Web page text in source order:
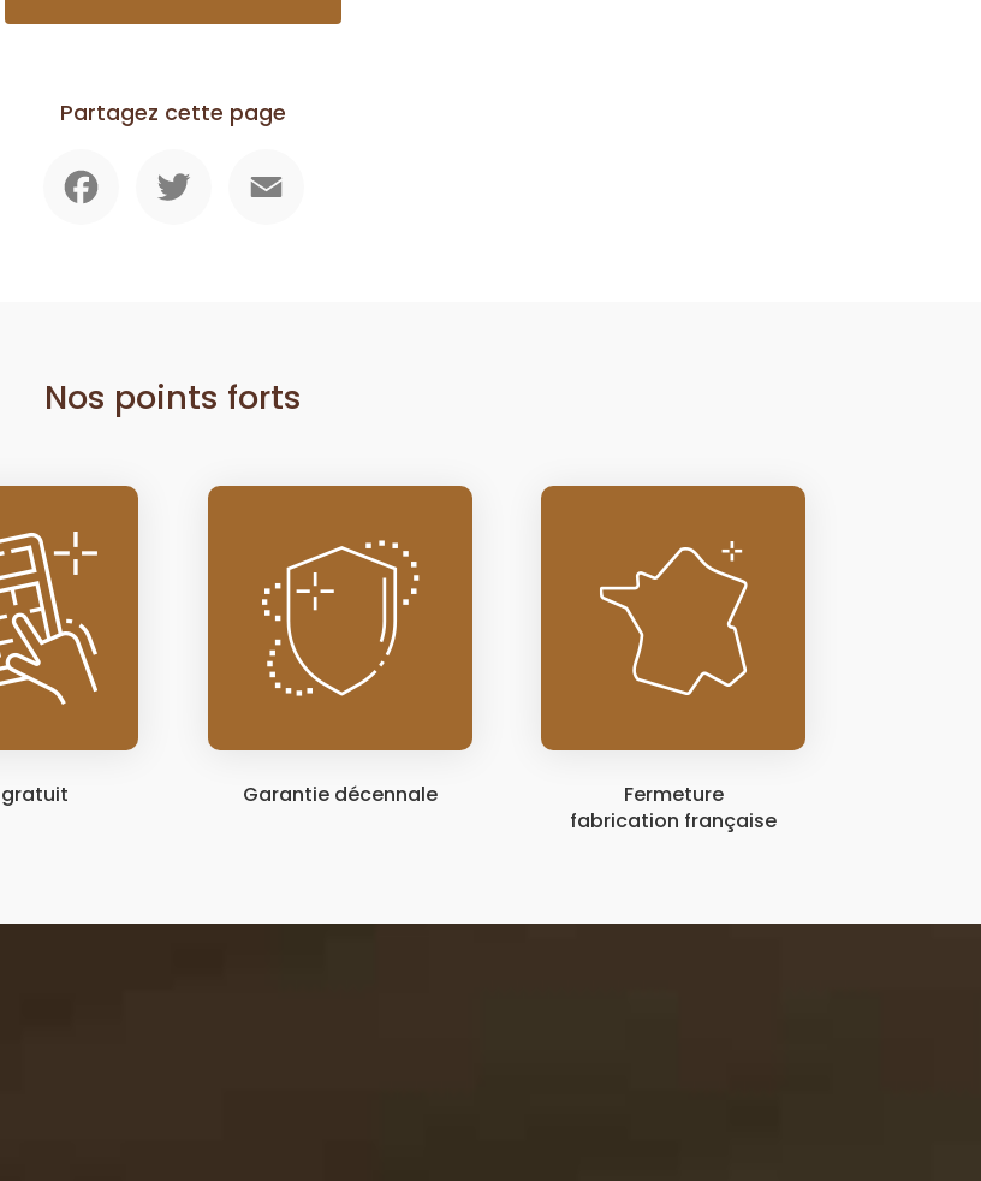
Partagez cette page
Nos points forts
gratuit Garantie décennale
Fermeture
fabrication française